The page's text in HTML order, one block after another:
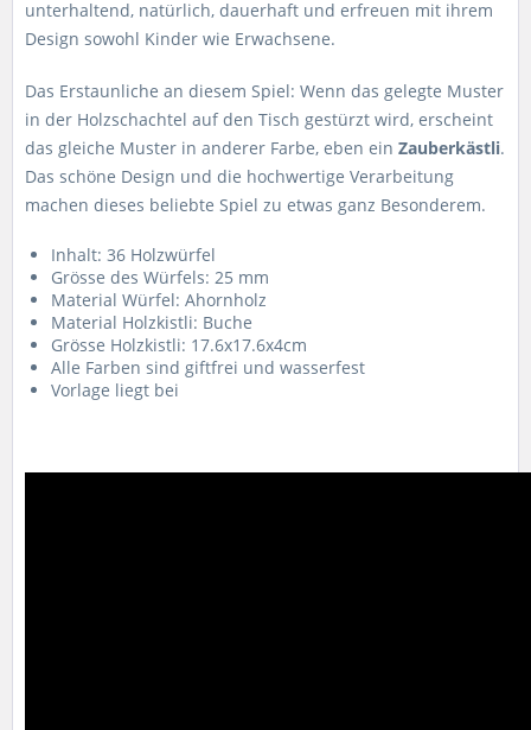
unterhaltend, natürlich, dauerhaft und erfreuen mit ihrem
Design sowohl Kinder wie Erwachsene.
Das Erstaunliche an diesem Spiel: Wenn das gelegte Muster
in der Holzschachtel auf den Tisch gestürzt wird, erscheint
das gleiche Muster in anderer Farbe, eben ein Zauberkästli.
Das schöne Design und die hochwertige Verarbeitung
machen dieses beliebte Spiel zu etwas ganz Besonderem.
Inhalt: 36 Holzwürfel
Grösse des Würfels: 25 mm
Material Würfel: Ahornholz
Material Holzkistli: Buche
Grösse Holzkistli: 17.6x17.6x4cm
Alle Farben sind giftfrei und wasserfest
Vorlage liegt bei